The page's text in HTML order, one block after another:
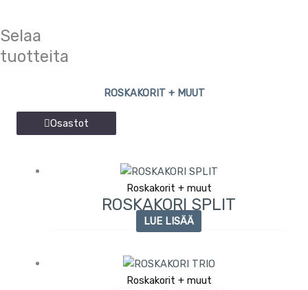
Selaa
tuotteita
ROSKAKORIT + MUUT
Osastot
Roskakorit + muut
ROSKAKORI SPLIT
LUE LISÄÄ
Roskakorit + muut